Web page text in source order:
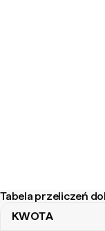
Tabela przeliczeń
KWOTA